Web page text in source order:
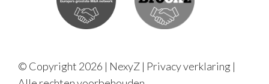
© Copyright 2026 | NexyZ | Privacy verklaring |